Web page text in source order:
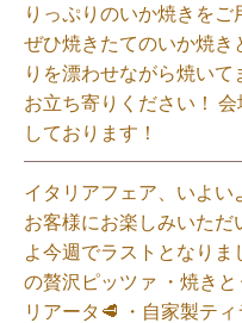
りっぷりのいか焼きをご
ぜひ焼きたてのいか焼き
りを漂わせながら焼い
お立ち寄りください！
しております！
イタリアフェア、いよ
お客様にお楽しみいた
よ今週でラストとなりま
の贅沢ピッツァ ・焼き
リアータ🥩 ・自家製テ